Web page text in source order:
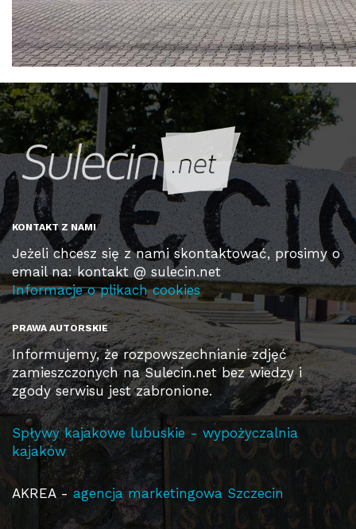
KONTAKT Z NAMI
Jeżeli chcesz się z nami skontaktować, prosimy o
email na: kontakt @ sulecin.net
Informacje o plikach cookies
PRAWA AUTORSKIE
Informujemy, że rozpowszechnianie zdjęć
zamieszczonych na Sulecin.net bez wiedzy i
zgody serwisu jest zabronione.
Spływy kajakowe lubuskie - wypożyczalnia
kajaków
AKREA - agencja marketingowa Szczecin